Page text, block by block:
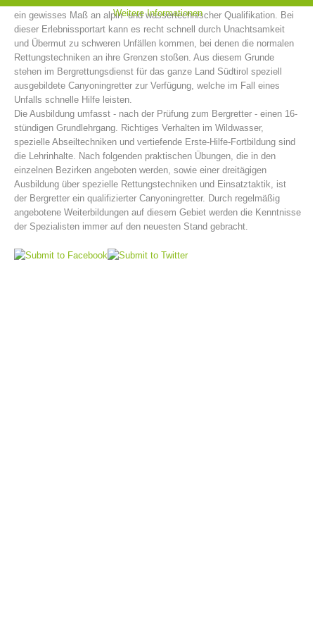
Bergrettungsstellen
ein gewisses Maß an alpin- und wassertechnischer Qualifikation. Bei
dieser Erlebnissportart kann es recht schnell durch Unachtsamkeit
und Übermut zu schweren Unfällen kommen, bei denen die normalen
Rettungstechniken an ihre Grenzen stoßen. Aus diesem Grunde
stehen im Bergrettungsdienst für das ganze Land Südtirol speziell
ausgebildete Canyoningretter zur Verfügung, welche im Fall eines
Unfalls schnelle Hilfe leisten.
Die Ausbildung umfasst - nach der Prüfung zum Bergretter - einen 16-
stündigen Grundlehrgang. Richtiges Verhalten im Wildwasser,
spezielle Abseiltechniken und vertiefende Erste-Hilfe-Fortbildung sind
die Lehrinhalte. Nach folgenden praktischen Übungen, die in den
einzelnen Bezirken angeboten werden, sowie einer dreitägigen
Ausbildung über spezielle Rettungstechniken und Einsatztaktik, ist
der Bergretter ein qualifizierter Canyoningretter. Durch regelmäßig
angebotene Weiterbildungen auf diesem Gebiet werden die Kenntnisse
der Spezialisten immer auf den neuesten Stand gebracht.
Weitere Informationen